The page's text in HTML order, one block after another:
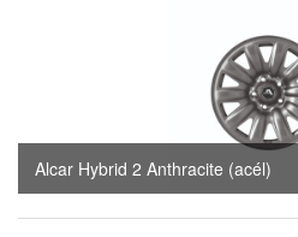
Alcar Hybrid 2 Anthracite (acél)